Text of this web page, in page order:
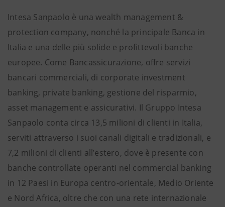
Intesa Sanpaolo è una wealth management &
protection company, nonché la principale Banca in
Italia e una delle più solide e profittevoli banche
europee. Come Bancassicurazione, offre servizi
bancari commerciali, di corporate investment
banking, private banking, gestione del risparmio,
asset management e assicurativi. Il Gruppo Intesa
Sanpaolo conta circa 13,5 milioni di clienti in Italia,
serviti attraverso i suoi canali digitali e tradizionali, e
7,2 milioni di clienti all’estero, dove è presente con
banche controllate operanti nel commercial banking
in 12 Paesi in Europa centro-orientale, Medio Oriente
e Nord Africa, oltre che con una rete internazionale